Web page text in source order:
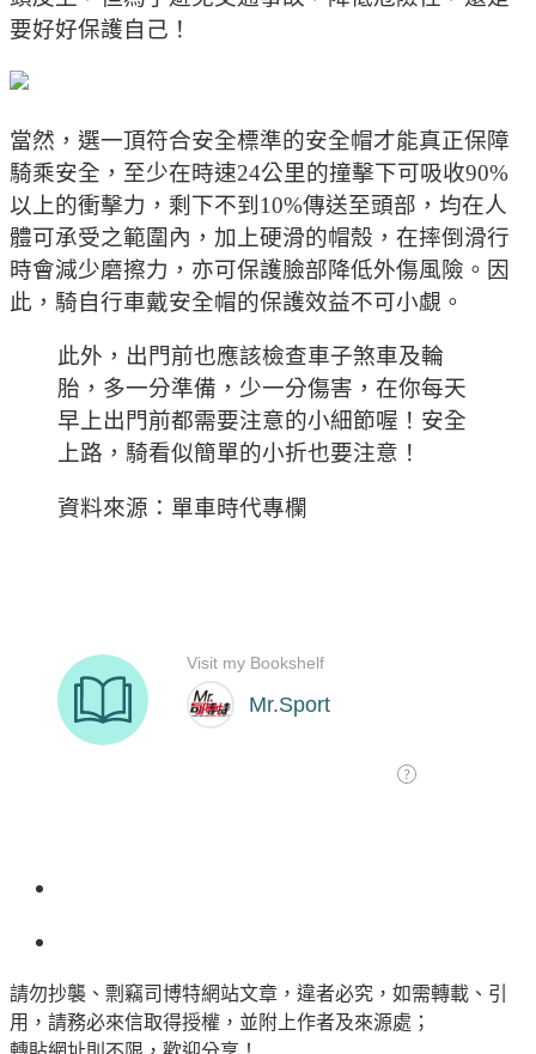
要好好保護自己！
當然，選一頂符合安全標準的安全帽才能真正保障
騎乘安全，至少在時速24公里的撞擊下可吸收90%
以上的衝擊力，剩下不到10%傳送至頭部，均在人
體可承受之範圍內，加上硬滑的帽殼，在摔倒滑行
時會減少磨擦力，亦可保護臉部降低外傷風險。因
此，騎自行車戴安全帽的保護效益不可小覷。
此外，出門前也應該檢查車子煞車及輪
胎，多一分準備，少一分傷害，在你每天
早上出門前都需要注意的小細節喔！安全
上路，騎看似簡單的小折也要注意！
資料來源：單車時代專欄
請勿抄襲、剽竊司博特網站文章，違者必究，如需轉載、引
用，請務必來信取得授權，並附上作者及來源處；